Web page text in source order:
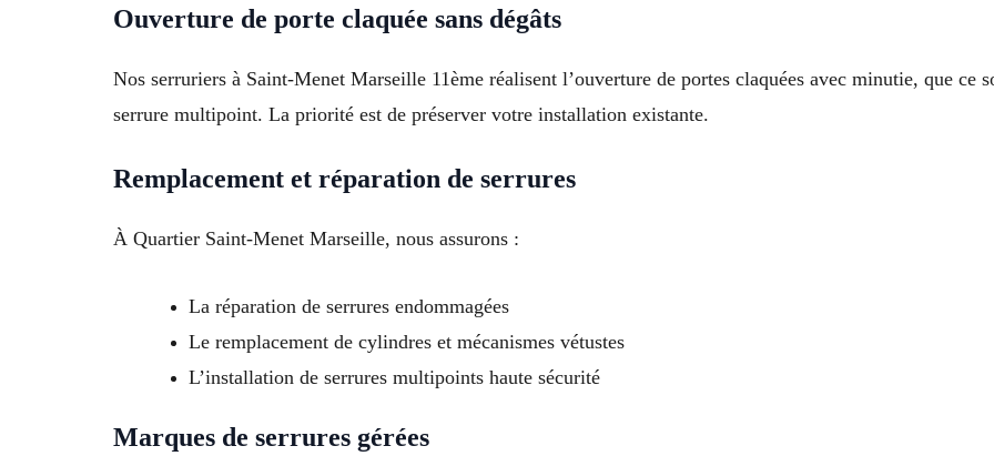
Ouverture de porte claquée sans dégâts
Nos serruriers à Saint-Menet Marseille 11ème réalisent l’ouverture de portes claquées avec minutie, que ce
serrure multipoint. La priorité est de préserver votre installation existante.
Remplacement et réparation de serrures
À Quartier Saint-Menet Marseille, nous assurons :
La réparation de serrures endommagées
Le remplacement de cylindres et mécanismes vétustes
L’installation de serrures multipoints haute sécurité
Marques de serrures gérées